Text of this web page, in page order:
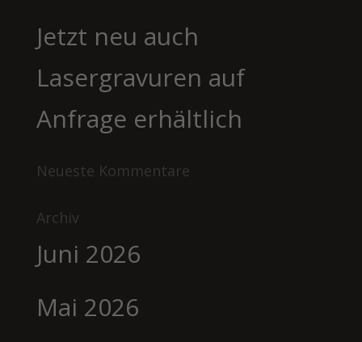
Jetzt neu auch
Lasergravuren auf
Anfrage erhältlich
Neueste Kommentare
Archiv
Juni 2026
Mai 2026